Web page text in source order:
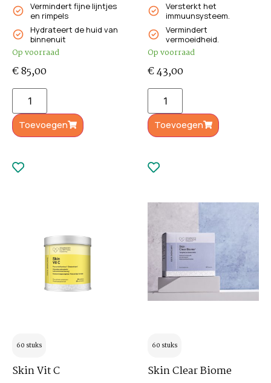
Vermindert fijne lijntjes
en rimpels
Hydrateert de huid van
binnenuit
Op voorraad
€85,00
Toevoegen
Versterkt het
immuunsysteem.
Vermindert
vermoeidheid.
Op voorraad
€43,00
Toevoegen
60 stuks
Skin Vit C
60 stuks
Skin Clear Biome